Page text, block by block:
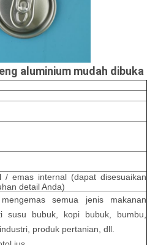
aluminium mudah dibuka
/ emas internal (dapat disesuaikan
detail Anda)
semua jenis makanan
susu bubuk, kopi bubuk, bumbu,
produk pertanian, dll.